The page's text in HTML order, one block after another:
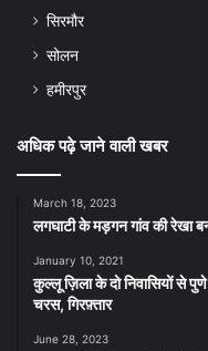
सिरमौर
सोलन
हमीरपुर
अधिक पढ़े जाने वाली खबर
March 18, 2023
लगघाटी के मड़गन गांव की रेखा
January 10, 2021
कुल्लू ज़िला के दो निवासियों से
चरस, गिरफ़्तार
June 28, 2023